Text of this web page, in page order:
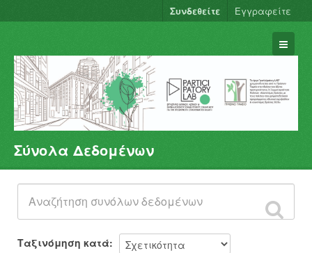
Συνδεθείτε Εγγραφείτε
Σύνολα Δεδομένων
Φορείς
Ομάδες
Σχετικά
Σύνολα Δεδομένων
Ταξινόμηση κατά